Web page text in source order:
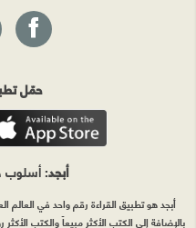
حمّل
أبجد: أسلوب
أبجد هو تطبيق القراءة رقم واحد في العالم
بالإضافة إلى الكتب الأكثر مبيعاً والكتب